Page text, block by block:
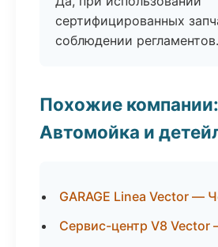
сертифицированных
соблюдении регламентов.
Похожие компании:
Автомойка и
GARAGE Linea Vector —
Сервис-центр V8 Vector